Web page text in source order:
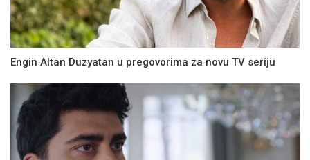
Engin Altan Duzyatan u pregovorima za novu TV seriju